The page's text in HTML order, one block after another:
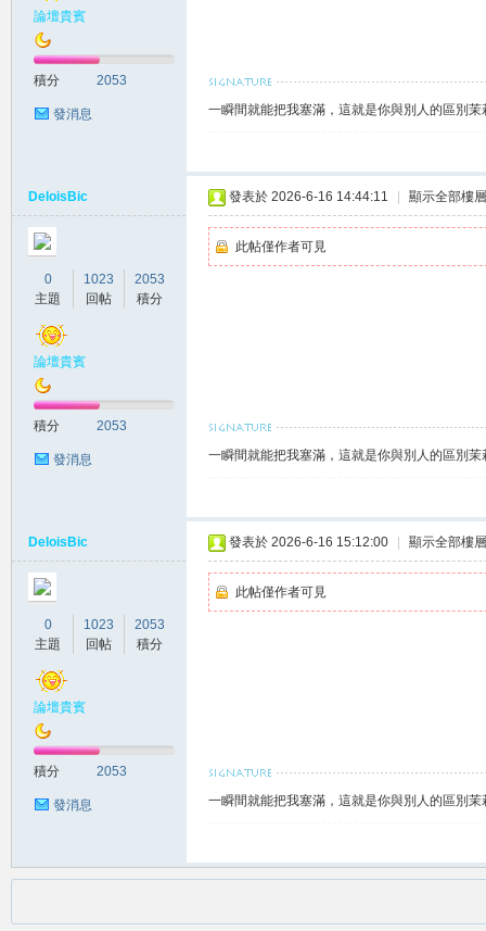
北
叫
論壇貴賓
積分 2053
發消息 一瞬間就能把我塞滿，這就是你與別人的區別茉
DeloisBic
0
主題
1023
回帖
2053
積分
論壇貴賓
積分 2053
發消息
發表於 2026-6-16 14:44:11 顯示全部樓層
此帖僅作者可見
一瞬間就能把我塞滿，這就是你與別人的區別茉
DeloisBic
0
主題
1023
回帖
2053
積分
論壇貴賓
積分 2053
發消息
發表於 2026-6-16 15:12:00 顯示全部樓層
此帖僅作者可見
一瞬間就能把我塞滿，這就是你與別人的區別茉